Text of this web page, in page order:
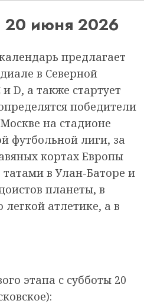
20 июня 2026
предлагает
в Северной
D, а также стартует
победители
на стадионе
футбольной лиги, за
кортах Европы
в Улан-Баторе и
планеты, в
атлетике, а в
этапа с субботы 20